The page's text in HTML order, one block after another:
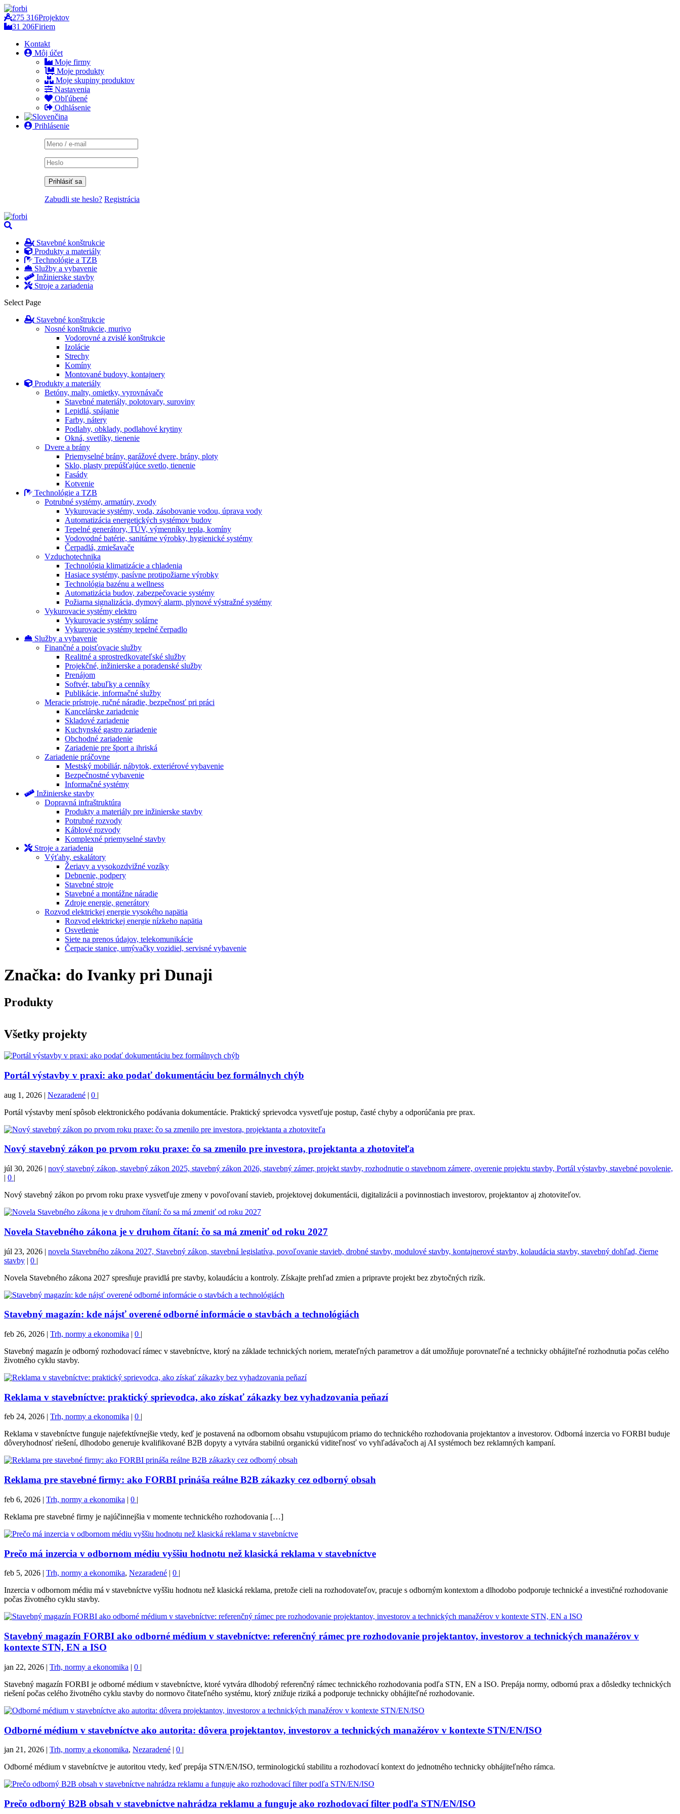
275 316Projektov
31 206Firiem
Kontakt
Môj účet
Moje firmy
Moje produkty
Moje skupiny produktov
Nastavenia
Obľúbené
Odhlásenie
Prihlásenie
Zabudli ste heslo? Registrácia
Stavebné konštrukcie
Produkty a materiály
Technológie a TZB
Služby a vybavenie
Inžinierske stavby
Stroje a zariadenia
Select Page
Stavebné konštrukcie
Nosné konštrukcie, murivo
Vodorovné a zvislé konštrukcie
Izolácie
Strechy
Komíny
Montované budovy, kontajnery
Produkty a materiály
Betóny, malty, omietky, vyrovnávače
Stavebné materiály, polotovary, suroviny
Lepidlá, spájanie
Farby, nátery
Podlahy, obklady, podlahové krytiny
Okná, svetlíky, tienenie
Dvere a brány
Priemyselné brány, garážové dvere, brány, ploty
Sklo, plasty prepúšťajúce svetlo, tienenie
Fasády
Kotvenie
Technológie a TZB
Potrubné systémy, armatúry, zvody
Vykurovacie systémy, voda, zásobovanie vodou, úprava vody
Automatizácia energetických systémov budov
Tepelné generátory, TÚV, výmenníky tepla, komíny
Vodovodné batérie, sanitárne výrobky, hygienické systémy
Čerpadlá, zmiešavače
Vzduchotechnika
Technológia klimatizácie a chladenia
Hasiace systémy, pasívne protipožiarne výrobky
Technológia bazénu a wellness
Automatizácia budov, zabezpečovacie systémy
Požiarna signalizácia, dymový alarm, plynové výstražné systémy
Vykurovacie systémy elektro
Vykurovacie systémy solárne
Vykurovacie systémy tepelné čerpadlo
Služby a vybavenie
Finančné a poisťovacie služby
Realitné a sprostredkovateľské služby
Projekčné, inžinierske a poradenské služby
Prenájom
Softvér, tabuľky a cenníky
Publikácie, informačné služby
Meracie prístroje, ručné náradie, bezpečnosť pri práci
Kancelárske zariadenie
Skladové zariadenie
Kuchynské gastro zariadenie
Obchodné zariadenie
Zariadenie pre šport a ihriská
Zariadenie práčovne
Mestský mobiliár, nábytok, exteriérové vybavenie
Bezpečnostné vybavenie
Informačné systémy
Inžinierske stavby
Dopravná infraštruktúra
Produkty a materiály pre inžinierske stavby
Potrubné rozvody
Káblové rozvody
Komplexné priemyselné stavby
Stroje a zariadenia
Výťahy, eskalátory
Žeriavy a vysokozdvižné vozíky
Debnenie, podpery
Stavebné stroje
Stavebné a montážne náradie
Zdroje energie, generátory
Rozvod elektrickej energie vysokého napätia
Rozvod elektrickej energie nízkeho napätia
Osvetlenie
Siete na prenos údajov, telekomunikácie
Čerpacie stanice, umývačky vozidiel, servisné vybavenie
Značka: do Ivanky pri Dunaji
Produkty
Všetky projekty
Portál výstavby v praxi: ako podať dokumentáciu bez formálnych chýb
aug 1, 2026 | Nezaradené | 0 |
Portál výstavby mení spôsob elektronického podávania dokumentácie. Praktický sprievodca vysvetľuje postup, časté chyby a odporúčania pre prax.
Nový stavebný zákon po prvom roku praxe: čo sa zmenilo pre investora, projektanta a zhotoviteľa
júl 30, 2026 | nový stavebný zákon, stavebný zákon 2025, stavebný zákon 2026, stavebný zámer, projekt stavby, rozhodnutie o stavebnom zámere, overenie projektu stavby, Portál výstavby, stavebné povolenie,
| 0 |
Nový stavebný zákon po prvom roku praxe vysvetľuje zmeny v povoľovaní stavieb, projektovej dokumentácii, digitalizácii a povinnostiach investorov, projektantov aj zhotoviteľov.
Novela Stavebného zákona je v druhom čítaní: čo sa má zmeniť od roku 2027
júl 23, 2026 | novela Stavebného zákona 2027, Stavebný zákon, stavebná legislatíva, povoľovanie stavieb, drobné stavby, modulové stavby, kontajnerové stavby, kolaudácia stavby, stavebný dohľad, čierne
stavby | 0 |
Novela Stavebného zákona 2027 spresňuje pravidlá pre stavby, kolaudáciu a kontroly. Získajte prehľad zmien a pripravte projekt bez zbytočných rizík.
Stavebný magazín: kde nájsť overené odborné informácie o stavbách a technológiách
feb 26, 2026 | Trh, normy a ekonomika | 0 |
Stavebný magazín je odborný rozhodovací rámec v stavebníctve, ktorý na základe technických noriem, merateľných parametrov a dát umožňuje porovnateľné a technicky obhájiteľné rozhodnutia počas celého
životného cyklu stavby.
Reklama v stavebníctve: praktický sprievodca, ako získať zákazky bez vyhadzovania peňazí
feb 24, 2026 Trh, normy a ekonomika 0
Reklama v stavebníctve funguje najefektívnejšie vtedy, keď je postavená na odbornom obsahu vstupujúcom priamo do technického rozhodovania projektantov a investorov. Odborná inzercia vo FORBI buduje
dôveryhodnosť riešení, dlhodobo generuje kvalifikované B2B dopyty a vytvára stabilnú organickú viditeľnosť vo vyhľadávačoch aj AI systémoch bez reklamných kampaní.
Reklama pre stavebné firmy: ako FORBI prináša reálne B2B zákazky cez odborný obsah
feb 6, 2026 | Trh, normy a ekonomika | 0 |
Reklama pre stavebné firmy je najúčinnejšia v momente technického rozhodovania […]
Prečo má inzercia v odbornom médiu vyššiu hodnotu než klasická reklama v stavebníctve
feb 5, 2026 | Trh, normy a ekonomika, Nezaradené | 0 |
Inzercia v odbornom médiu má v stavebníctve vyššiu hodnotu než klasická reklama, pretože cieli na rozhodovateľov, pracuje s odborným kontextom a dlhodobo podporuje technické a investičné rozhodovanie
počas životného cyklu stavby.
Stavebný magazín FORBI ako odborné médium v stavebníctve: referenčný rámec pre rozhodovanie projektantov, investorov a technických manažérov v
kontexte STN, EN a ISO
jan 22, 2026 | Trh, normy a ekonomika | 0 |
Stavebný magazín FORBI je odborné médium v stavebníctve, ktoré vytvára dlhodobý referenčný rámec technického rozhodovania podľa STN, EN a ISO. Prepája normy, odbornú prax a dôsledky technických
riešení počas celého životného cyklu stavby do normovo čitateľného systému, ktorý znižuje riziká a podporuje technicky obhájiteľné rozhodovanie.
Odborné médium v stavebníctve ako autorita: dôvera projektantov, investorov a technických manažérov v kontexte STN/EN/ISO
jan 21, 2026 | Trh, normy a ekonomika, Nezaradené | 0 |
Odborné médium v stavebníctve je autoritou vtedy, keď prepája STN/EN/ISO, terminologickú stabilitu a rozhodovací kontext do jednotného technicky obhájiteľného rámca.
Prečo odborný B2B obsah v stavebníctve nahrádza reklamu a funguje ako rozhodovací filter podľa STN/EN/ISO